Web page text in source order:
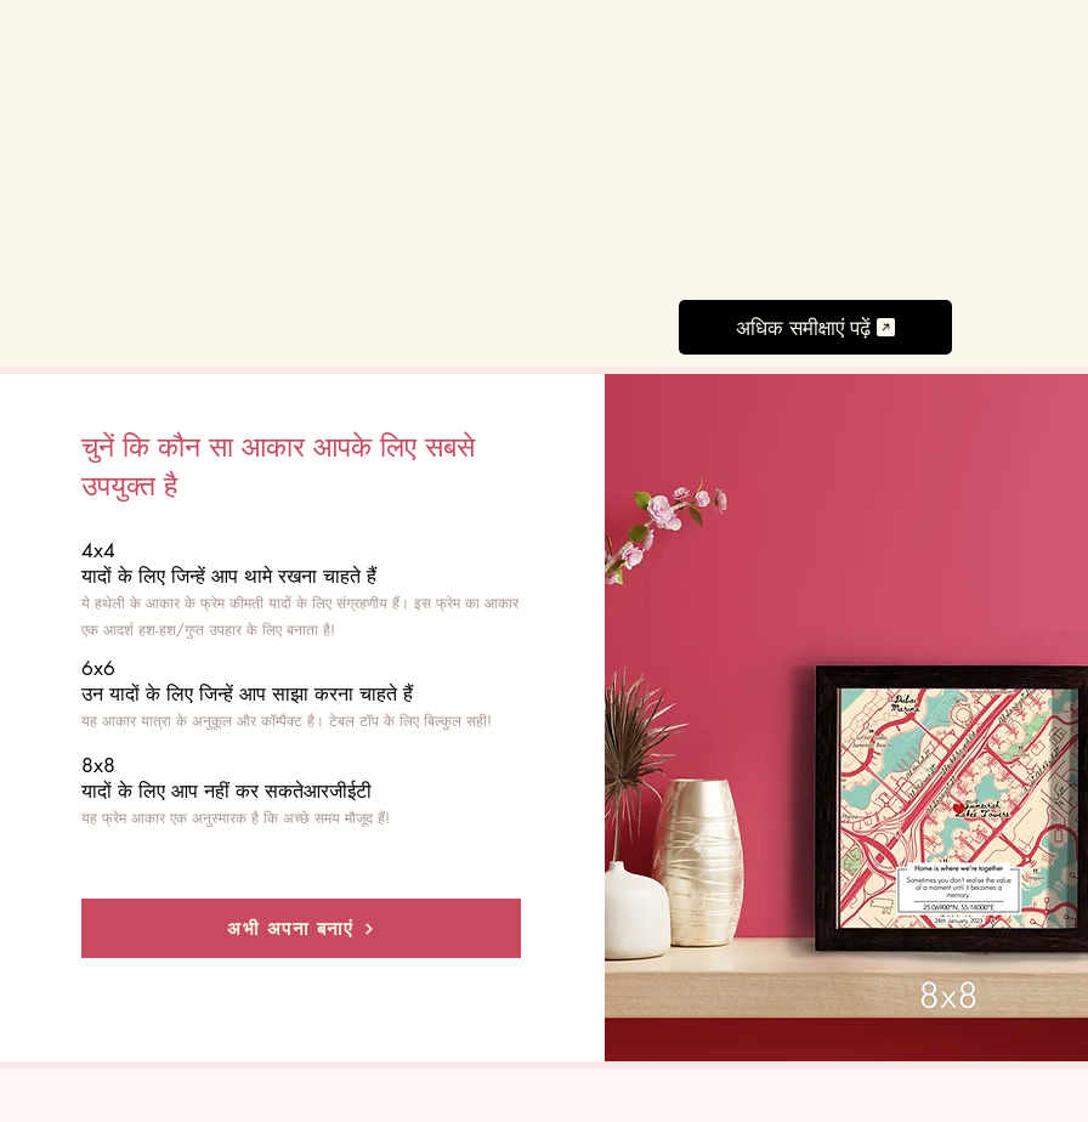
अधिक समीक्षाएं पढ़ें
चुनें कि कौन सा आकार आपके लिए सबसे
उपयुक्त है
4x4
यादों के लिए जिन्हें आप थामे रखना चाहते हैं
ये हथेली के आकार के फ्रेम कीमती यादों के लिए संग्रहणीय हैं। इस फ्रेम का आकार
एक आदर्श हश-हश/गुप्त उपहार के लिए बनाता है!
6x6
उन यादों के लिए जिन्हें आप साझा करना चाहते हैं
यह आकार यात्रा के अनुकूल और कॉम्पैक्ट है। टेबल टॉप के लिए बिल्कुल सही!
8x8
यादों के लिए आप नहीं कर सकतेआरजीईटी
यह फ्रेम आकार एक अनुस्मारक है कि अच्छे समय मौजूद हैं!
अभी अपना बनाएं